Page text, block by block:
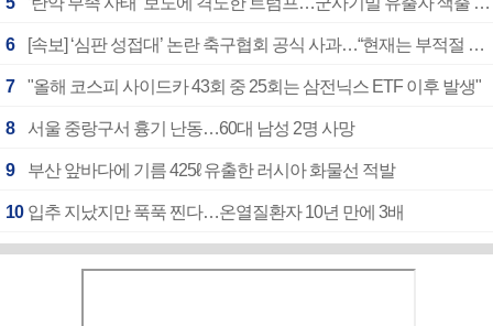
6 [속보] ‘심판 성접대’ 논란 축구협회 공식 사과…“현재는 부적절 행위 없어”
7 "올해 코스피 사이드카 43회 중 25회는 삼전닉스 ETF 이후 발생"
8 서울 중랑구서 흉기 난동…60대 남성 2명 사망
9 부산 앞바다에 기름 425ℓ 유출한 러시아 화물선 적발
10 입추 지났지만 푹푹 찐다…온열질환자 10년 만에 3배